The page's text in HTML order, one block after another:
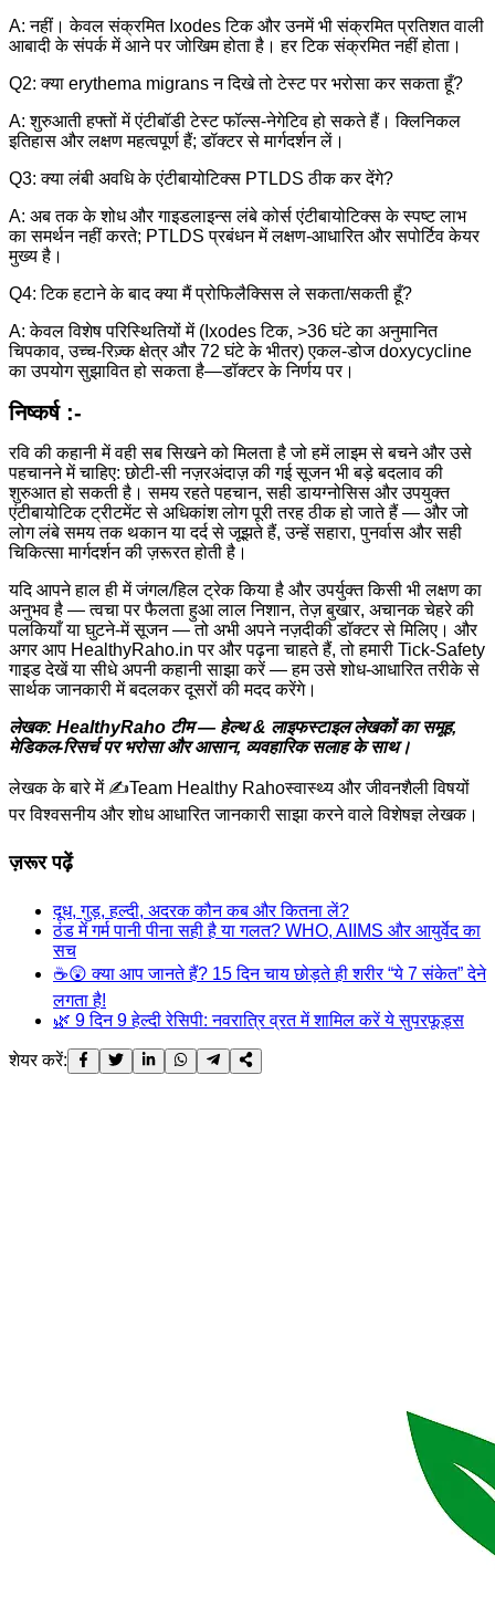
A: नहीं। केवल संक्रमित Ixodes टिक और उनमें भी संक्रमित प्रतिशत वाली
आबादी के संपर्क में आने पर जोखिम होता है। हर टिक संक्रमित नहीं होता।
Q2: क्या erythema migrans न दिखे तो टेस्ट पर भरोसा कर सकता हूँ?
A: शुरुआती हफ्तों में एंटीबॉडी टेस्ट फॉल्स-नेगेटिव हो सकते हैं। क्लिनिकल
इतिहास और लक्षण महत्वपूर्ण हैं; डॉक्टर से मार्गदर्शन लें।
Q3: क्या लंबी अवधि के एंटीबायोटिक्स PTLDS ठीक कर देंगे?
A: अब तक के शोध और गाइडलाइन्स लंबे कोर्स एंटीबायोटिक्स के स्पष्ट लाभ
का समर्थन नहीं करते; PTLDS प्रबंधन में लक्षण-आधारित और सपोर्टिव केयर
मुख्य है।
Q4: टिक हटाने के बाद क्या मैं प्रोफिलैक्सिस ले सकता/सकती हूँ?
A: केवल विशेष परिस्थितियों में (Ixodes टिक, >36 घंटे का अनुमानित
चिपकाव, उच्च-रिज़्क क्षेत्र और 72 घंटे के भीतर) एकल-डोज doxycycline
का उपयोग सुझावित हो सकता है—डॉक्टर के निर्णय पर।
निष्कर्ष :-
रवि की कहानी में वही सब सिखने को मिलता है जो हमें लाइम से बचने और उसे
पहचानने में चाहिए: छोटी-सी नज़रअंदाज़ की गई सूजन भी बड़े बदलाव की
शुरुआत हो सकती है। समय रहते पहचान, सही डायग्नोसिस और उपयुक्त
एंटीबायोटिक ट्रीटमेंट से अधिकांश लोग पूरी तरह ठीक हो जाते हैं — और जो
लोग लंबे समय तक थकान या दर्द से जूझते हैं, उन्हें सहारा, पुनर्वास और सही
चिकित्सा मार्गदर्शन की ज़रूरत होती है।
यदि आपने हाल ही में जंगल/हिल ट्रेक किया है और उपर्युक्त किसी भी लक्षण का
अनुभव है — त्वचा पर फैलता हुआ लाल निशान, तेज़ बुखार, अचानक चेहरे की
पलकियाँ या घुटने-में सूजन — तो अभी अपने नज़दीकी डॉक्टर से मिलिए। और
अगर आप HealthyRaho.in पर और पढ़ना चाहते हैं, तो हमारी Tick-Safety
गाइड देखें या सीधे अपनी कहानी साझा करें — हम उसे शोध-आधारित तरीके से
सार्थक जानकारी में बदलकर दूसरों की मदद करेंगे।
लेखक: HealthyRaho टीम — हेल्थ & लाइफस्टाइल लेखकों का समूह,
मेडिकल-रिसर्च पर भरोसा और आसान, व्यवहारिक सलाह के साथ।
लेखक के बारे में ✍️Team Healthy Rahoस्वास्थ्य और जीवनशैली विषयों
पर विश्वसनीय और शोध आधारित जानकारी साझा करने वाले विशेषज्ञ लेखक।
ज़रूर पढ़ें
दूध, गुड़, हल्दी, अदरक कौन कब और कितना लें?
ठंड में गर्म पानी पीना सही है या गलत? WHO, AIIMS और आयुर्वेद का
सच
☕😲 क्या आप जानते हैं? 15 दिन चाय छोड़ते ही शरीर “ये 7 संकेत” देने
लगता है!
🌿 9 दिन 9 हेल्दी रेसिपी: नवरात्रि व्रत में शामिल करें ये सुपरफूड्स
शेयर करें: